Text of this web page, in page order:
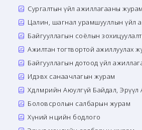
Сургалтын үйл ажиллагааны журам
Цалин, шагнал урамшууллын үйл
Байгууллагын соёлын
Ажилтан тогтвортой ажиллуулах
Байгууллагын дотоод үйл
Идэвх санаачлагын журам
Хөдөлмөрийн Аюулгүй Байдал, Эрүүл
Боловсролын салбарын журам
Хүний нөөцийн бодлого